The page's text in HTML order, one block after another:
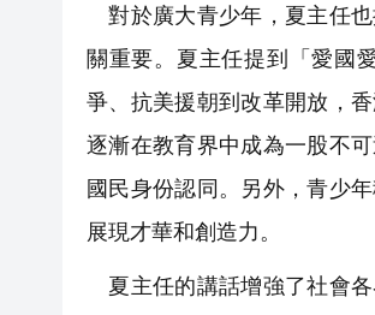
對於廣大青少年，夏主任
關重要。夏主任提到「愛國
爭、抗美援朝到改革開放，
逐漸在教育界中成為一股不
國民身份認同。另外，青少
展現才華和創造力。
夏主任的講話增強了社會